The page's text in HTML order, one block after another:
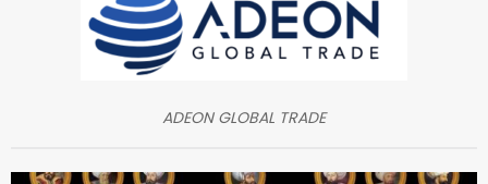
ADEON GLOBAL TRADE